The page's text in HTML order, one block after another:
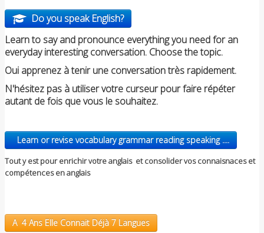
Do you speak English?
Learn to say and pronounce everything you need for an
everyday interesting conversation. Choose the topic.
Oui apprenez à tenir une conversation très rapidement.
N'hésitez pas à utiliser votre curseur pour faire répéter
autant de fois que vous le souhaitez.
Learn or revise vocabulary grammar reading speaking ....
Tout y est pour enrichir votre anglais et consolider vos connaisnaces et
compétences en anglais
A 4 Ans Elle Connait Déjà 7 Langues